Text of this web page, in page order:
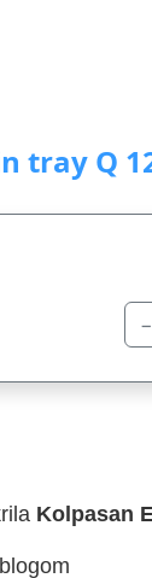
tray Q
−
Kolpasan